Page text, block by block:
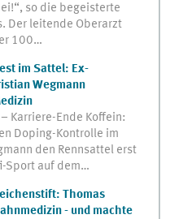
so die begeisterte
Der leitende Oberarzt
100…
im Sattel: Ex-
Wegmann
Karriere-Ende Koffein:
Doping-Kontrolle im
den Rennsattel erst
Sport auf dem…
Thomas
- und machte